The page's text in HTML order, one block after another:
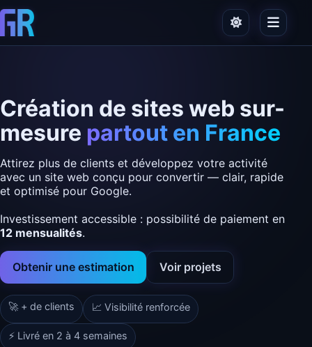
Création de sites web sur-
mesure partout en France
Attirez plus de clients et développez votre activité
avec un site web conçu pour convertir — clair, rapide
et optimisé pour Google.
Investissement accessible : possibilité de paiement en
12 mensualités.
Obtenir une estimation Voir projets
🚀 + de clients 📈 Visibilité renforcée
⚡ Livré en 2 à 4 semaines